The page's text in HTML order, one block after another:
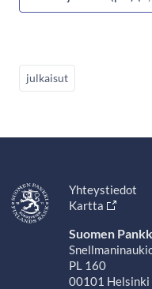
julkaisut
Yhteystiedot
Kartta
Suomen
PL 160
00101 Helsinki